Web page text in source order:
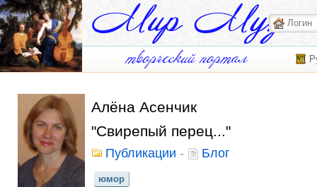
Алёна Асенчик
"Свирепый перец..."
Публикации - Блог
юмор